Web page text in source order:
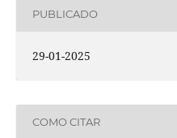
PUBLICADO
29-01-2025
COMO CITAR